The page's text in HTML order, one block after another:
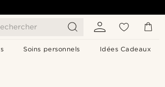
Soins personnels Idées Cadeaux